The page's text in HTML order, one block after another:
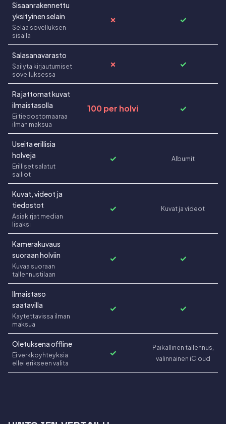
Sisaanrakennettu
yksityinen selain
Selaa sovelluksen
sisalla
✗ ✓
Salasanavarasto
Sailyta kirjautumiset
sovelluksessa
✗ ✓
Rajattomat kuvat
ilmaistasolla
Ei tiedostomaaraa
ilman maksua
100 per holvi ✓
Useita erillisia
holveja
Erilliset salatut
sailiot
✓ Albumit
Kuvat, videot ja
tiedostot
Asiakirjat median
lisaksi
✓ Kuvat ja videot
Kamerakuvaus
suoraan holviin
Kuvaa suoraan
tallennustilaan
✓ ✓
Ilmaistaso
saatavilla
Kaytettavissa ilman
maksua
✓ ✓
Oletuksena offline
Ei verkkoyhteyksia
ellei erikseen valita
✓
Paikallinen tallennus,
valinnainen iCloud